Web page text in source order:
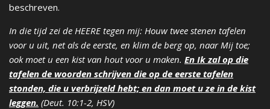
beschreven.
In die tijd zei de HEERE tegen mij: Houw twee stenen tafelen
voor u uit, net als de eerste, en klim de berg op, naar Mij toe;
ook moet u een kist van hout voor u maken. En Ik zal op die
tafelen de woorden schrijven die op de eerste tafelen
stonden, die u verbrijzeld hebt; en dan moet u ze in de kist
leggen. (Deut. 10:1-2, HSV)